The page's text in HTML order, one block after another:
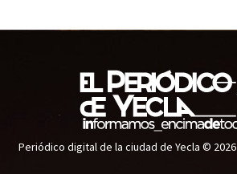
Periódico digital de la ciudad de Yecla © 2026